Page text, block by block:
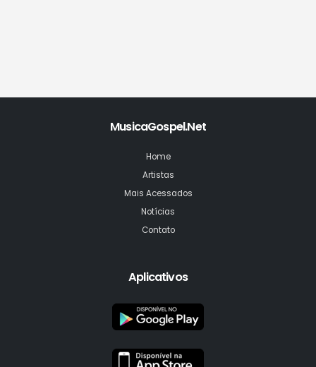
MusicaGospel.Net
Home
Artistas
Mais Acessados
Notícias
Contato
Aplicativos